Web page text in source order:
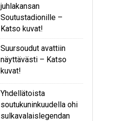
juhlakansan
Soutustadionille –
Katso kuvat!
Suursoudut avattiin
näyttävästi – Katso
kuvat!
Yhdellätoista
soutukuninkuudella ohi
sulkavalaislegendan